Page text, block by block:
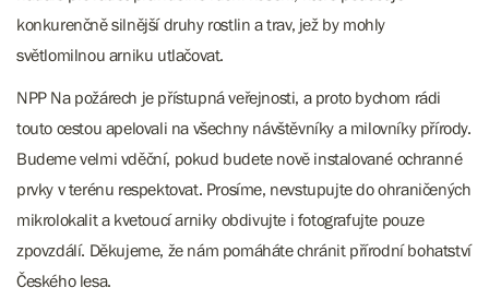
konkurenčně silnější druhy rostlin a trav, jež by mohly
světlomilnou arniku utlačovat.
NPP Na požárech je přístupná veřejnosti, a proto bychom rádi
touto cestou apelovali na všechny návštěvníky a milovníky přírody.
Budeme velmi vděční, pokud budete nově instalované ochranné
prvky v terénu respektovat. Prosíme, nevstupujte do ohraničených
mikrolokalit a kvetoucí arniky obdivujte i fotografujte pouze
zpovzdálí. Děkujeme, že nám pomáháte chránit přírodní bohatství
Českého lesa.